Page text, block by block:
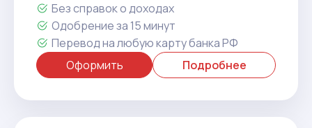
Без справок о доходах
Одобрение за 15 минут
Перевод на любую карту банка РФ
Оформить
Подробнее